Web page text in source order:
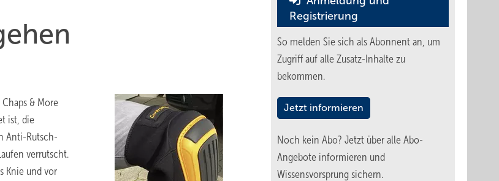
& More
ist, die
Anti-Rutsch-
verrutscht.
Knie und vor
Registrierung
So melden Sie sich als Abonnent an, um
Zugriff auf alle Zusatz-Inhalte zu
bekommen.
Jetzt informieren
Noch kein Abo? Jetzt über alle Abo-
Angebote informieren und
Wissensvorsprung sichern.